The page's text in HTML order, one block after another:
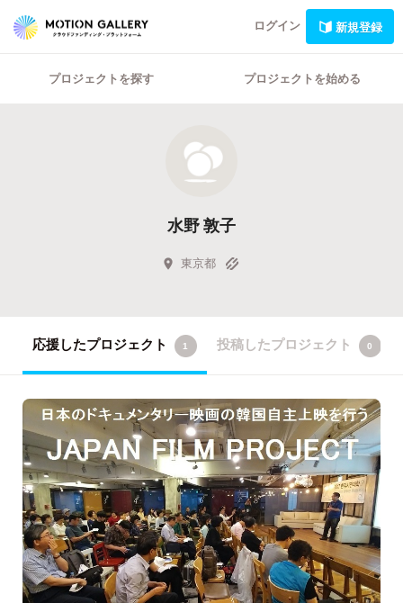
ログイン 新規登録
プロジェクトを探す プロジェクトを始める
水野 敦子
東京都
応援したプロジェクト 1 投稿したプロジェクト 0